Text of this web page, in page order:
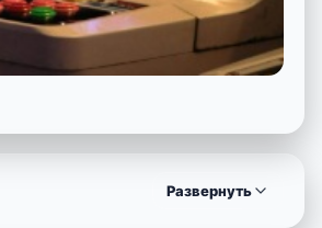
Развернуть